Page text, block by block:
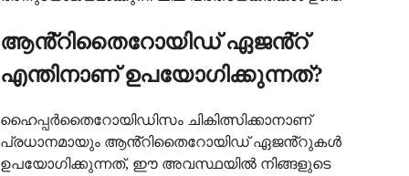
ആൻ്റിതൈറോയിഡ് ഏജൻ്റ്
എന്തിനാണ് ഉപയോഗിക്കുന്നത്?
ഹൈപ്പർതൈറോയിഡിസം ചികിത്സിക്കാനാണ്
പ്രധാനമായും ആൻ്റിതൈറോയിഡ് ഏജൻ്റുകൾ
ഉപയോഗിക്കുന്നത്, ഈ അവസ്ഥയിൽ നിങ്ങളുടെ